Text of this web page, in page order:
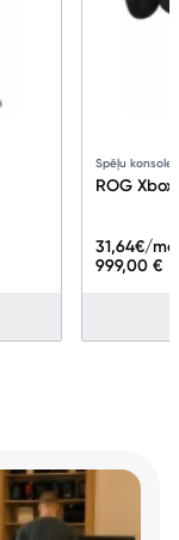
Spēļu konsoles
ROG
999,00 €
31,64€/